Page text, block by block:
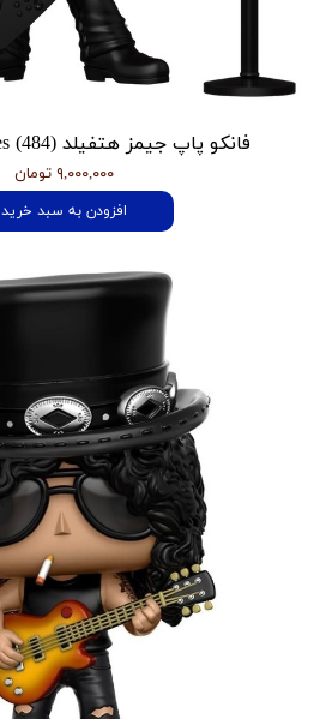
فانکو پاپ جیمز هتفیلد Metallica - James (484)
۹,۰۰۰,۰۰۰ تومان
افزودن به سبد خرید